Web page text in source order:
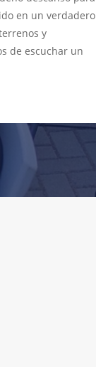
en un verdadero
y
de escuchar un